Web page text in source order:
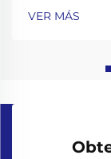
el cambio
convertido en
VER MÁS